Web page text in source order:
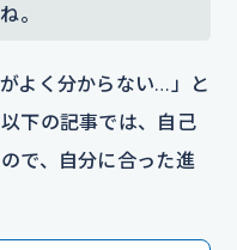
。
よく分からない…」と
下の記事では、自己
で、自分に合った進